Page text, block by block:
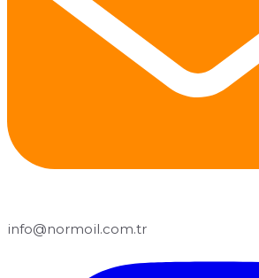
info@normoil.com.tr